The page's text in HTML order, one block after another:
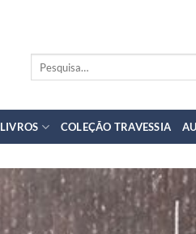
COLEÇÃO TRAVESSIA